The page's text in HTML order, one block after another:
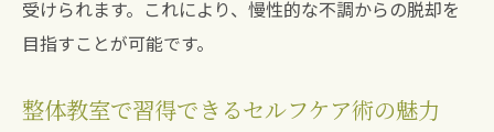
受けられます。これにより、慢性的な不調からの脱却を
目指すことが可能です。
整体教室で習得できるセルフケア術の魅力